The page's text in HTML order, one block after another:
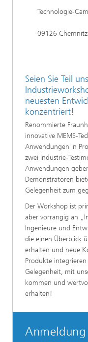
Technologie-
09126 Chemnitz
Seien Sie Teil
neuesten
konzentriert!
Renommierte
innovative MEMS-
Anwendungen in
zwei Industrie-
Anwendungen
Demonstratoren
Gelegenheit zum
Der Workshop ist
aber vorrangig an
Ingenieure und
die einen Überblick
erhalten und neue
Produkte
Gelegenheit, mit
kommen und
erhalten!
Anmeldung